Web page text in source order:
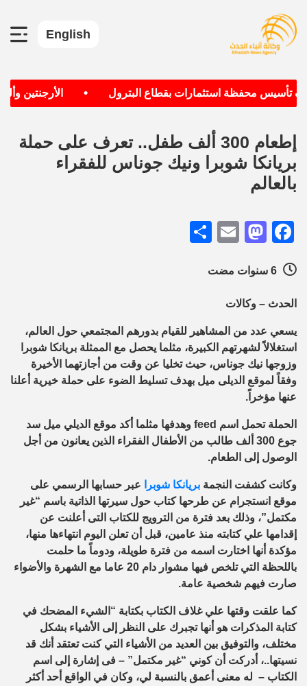
English
تأسيس محفظة استثمارات بقطاع البترول الأرجنتين
إطعام 300 ألف طفل.. تعرف على حملة
بريانكا شوبرا ونيك جوناس للفقراء
بالعالم
Facebook
Mastodon
Email
الحدث – وكالات
يسعي عدد من المشاهير للقيام بدورهم المجتمعي حول العالم،
استغلالاً لشهرتهم الكبيرة، مثلما يحصل مع الممثلة بريانكا شوبرا
وزوجها نيك جوناس، حيث تخليا عن وقت من أجازتهما الأخيرة
وفقاً لموقع الديلى ميل بهدف تسليط الضوء على حملة خيرية أعلنا
عنها مؤخراً.
الحملة تحمل اسم feed وهدفها مثلما أكد موقع الديلي ميل سد
جوع 300 ألف طالب من الأطفال الفقراء الذين يعانون من أجل
الوصول إلى الطعام.
وكانت كشفت النجمة بريانكا شوبرا
عبر حسابها الرسمي على
موقع انستجرام عن طرحها كتاب حول سيرتها الذاتية باسم “غير
مكتمل”، وذلك بعد فترة من الترويج للكتاب التى أعلنت عن
إقدامها علي كتابته منذ عامين، قبل أن تعلن اليوم انتهاءها منها،
مؤكدة أنها اختارت اسمه من فترة طويلة، ودوماً ما حلمت
باللحظة التي تلخص فيها مشوار دام 20 عاما مع الشهرة والأضواء
صارت فيهم شخصية عامة.
كما علقت وقتها علي غلاف الكتاب بكتابة “الشيء المضحك في
كتابة المذكرات هو أنها تجبرك على النظر إلى الأشياء بشكل
مختلف، والتوفيق بين العديد من الأشياء التي كنت تعتقد أنك قد
نسيتها..، أدركت أن كوني “غير مكتمل” – فى إشارة إلى اسم
الكتاب – له معنى أعمق بالنسبة لي، وكان في الواقع أحد أكثر